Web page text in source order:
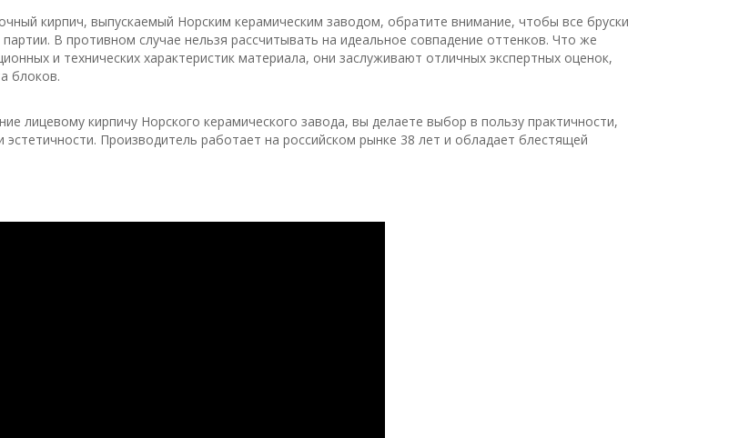
кирпич, выпускаемый Норским керамическим заводом, обратите внимание, чтобы все бруски
В противном случае нельзя рассчитывать на идеальное совпадение оттенков. Что же
и технических характеристик материала, они заслуживают отличных экспертных оценок,
блоков.
лицевому кирпичу Норского керамического завода, вы делаете выбор в пользу практичности,
эстетичности. Производитель работает на российском рынке 38 лет и обладает блестящей